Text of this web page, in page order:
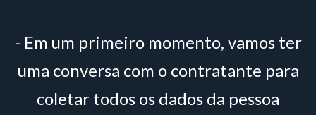
- Em um primeiro momento, vamos ter
uma conversa com o contratante para
coletar todos os dados da pessoa